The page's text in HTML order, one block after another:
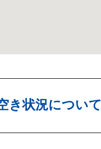
き状況につい